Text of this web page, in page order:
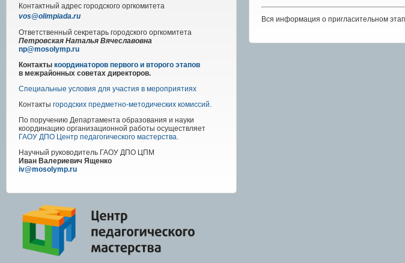
Контактный адрес городского оргкомитета
vos@olimpiada.ru
Ответственный секретарь городского оргкомитета
Петровская Наталья Вячеславовна
np@mosolymp.ru
Контакты координаторов первого и второго этапов
в межрайонных советах директоров.
Специальные условия для участия в мероприятиях
Контакты городских предметно-методических комиссий.
По поручению Департамента образования и науки
координацию организационной работы осуществляет
ГАОУ ДПО Центр педагогического мастерства.
Научный руководитель ГАОУ ДПО ЦПМ
Иван Валериевич Ященко
iv@mosolymp.ru
Вся информация о пригласительном